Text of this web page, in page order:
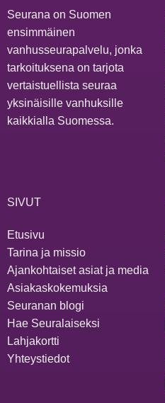
Seurana on Suomen
ensimmäinen
vanhusseurapalvelu, jonka
tarkoituksena on tarjota
vertaistuellista seuraa
yksinäisille vanhuksille
kaikkialla Suomessa.
SIVUT
Etusivu
Tarina ja missio
Ajankohtaiset asiat ja media
Asiakaskokemuksia
Seuranan blogi
Hae Seuralaiseksi
Lahjakortti
Yhteystiedot